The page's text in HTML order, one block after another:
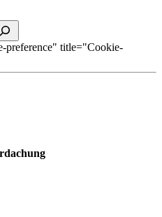
preference" title="Cookie-